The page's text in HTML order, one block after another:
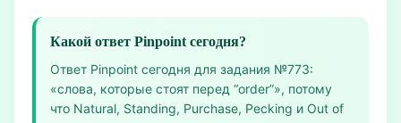
Какой ответ Pinpoint сегодня?
Ответ Pinpoint сегодня для задания №773:
«слова, которые стоят перед “order”», потому
что Natural, Standing, Purchase, Pecking и Out of